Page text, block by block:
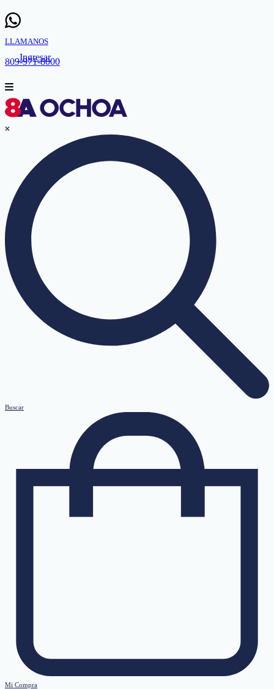
LLAMANOS
809-971-8000
Ingresar
Buscar
Mi Compra